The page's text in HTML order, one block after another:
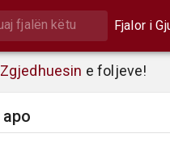
Fjalor i
Zgjedhuesin e foljeve!
apo